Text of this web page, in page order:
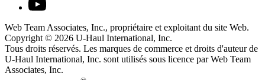
Web Team Associates, Inc., propriétaire et exploitant du site Web.
Copyright © 2026 U-Haul International, Inc.
Tous droits réservés. Les marques de commerce et droits d'auteur de
U-Haul International, Inc. sont utilisés sous licence par Web Team
Associates, Inc.